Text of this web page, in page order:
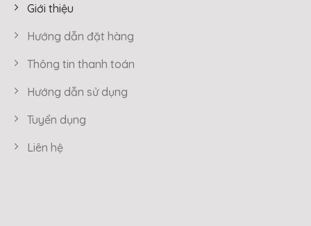
Giới thiệu
Hướng dẫn đặt hàng
Thông tin thanh toán
Hướng dẫn sử dụng
Tuyển dụng
Liên hệ